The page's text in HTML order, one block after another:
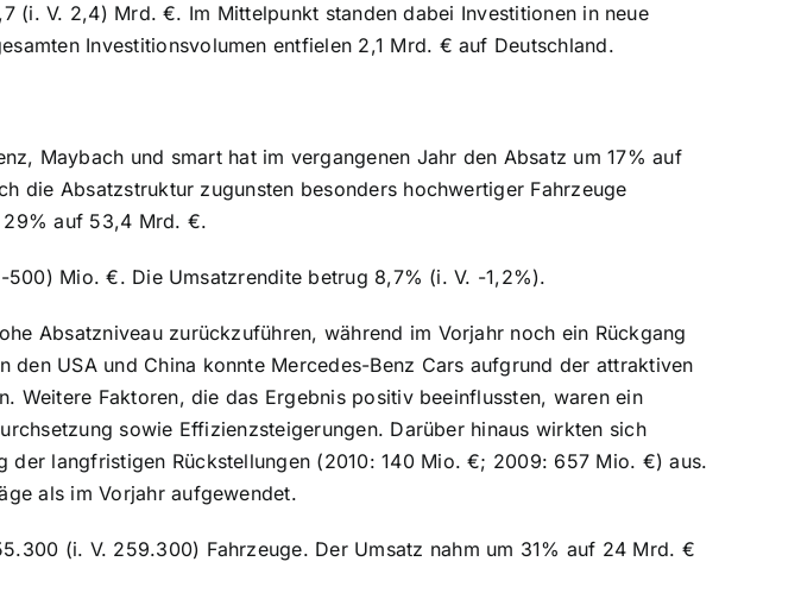
(i. V. 2,4) Mrd. €. Im Mittelpunkt standen dabei Investitionen in neue
Investitionsvolumen entfielen 2,1 Mrd. € auf Deutschland.
Maybach und smart hat im vergangenen Jahr den Absatz um 17% auf
die Absatzstruktur zugunsten besonders hochwertiger Fahrzeuge
29% auf 53,4 Mrd. €.
Mio. €. Die Umsatzrendite betrug 8,7% (i. V. -1,2%).
Absatzniveau zurückzuführen, während im Vorjahr noch ein Rückgang
USA und China konnte Mercedes-Benz Cars aufgrund der attraktiven
Weitere Faktoren, die das Ergebnis positiv beeinflussten, waren ein
sowie Effizienzsteigerungen. Darüber hinaus wirkten sich
der langfristigen Rückstellungen (2010: 140 Mio. €; 2009: 657 Mio. €) aus.
als im Vorjahr aufgewendet.
(i. V. 259.300) Fahrzeuge. Der Umsatz nahm um 31% auf 24 Mrd. €